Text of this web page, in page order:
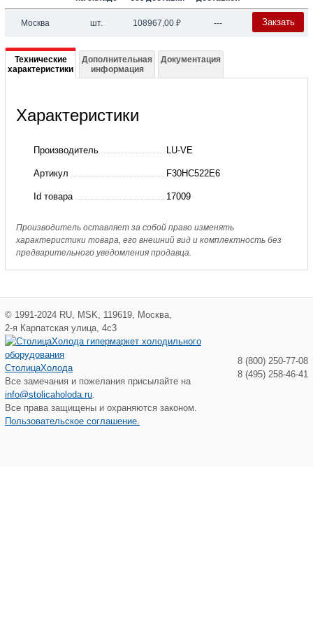
Москва шт. 108967,00 ₽ --- Закзать
Подробная
информация
Воздухоохладитель
Технические
характеристики
Дополнительная
информация
Документация
Характеристики
Производитель LU-VE
Артикул F30HC522E6
Id товара 17009
Производитель оставляет за собой право изменять
характеристики товара, его внешний вид и комплектность без
предварительного уведомления продавца.
© 1991-2024 RU MSK 119619 Москва
2-я Карпатская улица, 4с3
СтолицаХолода
Все замечания и пожелания присылайте на
info@stolicaholoda.ru
Все права защищены и охраняются законом.
Пользовательское соглашение.
8 (800) 250-77-08
8 (495) 258-46-41